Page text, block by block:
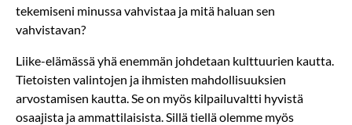
tekemiseni minussa vahvistaa ja mitä haluan sen
vahvistavan?
Liike-elämässä yhä enemmän johdetaan kulttuurien kautta.
Tietoisten valintojen ja ihmisten mahdollisuuksien
arvostamisen kautta. Se on myös kilpailuvaltti hyvistä
osaajista ja ammattilaisista. Sillä tiellä olemme myös